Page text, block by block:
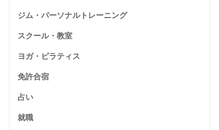
ジム・パーソナルトレーニング
スクール・教室
ヨガ・ピラティス
免許合宿
占い
就職